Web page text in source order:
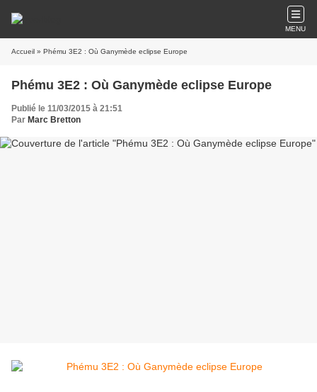
MENU
Accueil » Phému 3E2 : Où Ganymède eclipse Europe
Phému 3E2 : Où Ganymède eclipse Europe
Publié le 11/03/2015 à 21:51
Par Marc Bretton